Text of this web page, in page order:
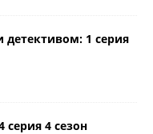
1 серия
4 сезон